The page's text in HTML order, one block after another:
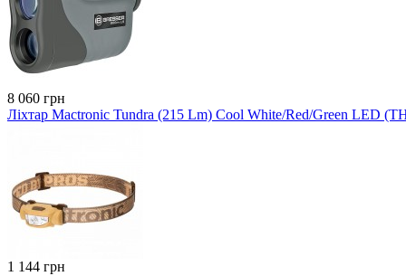
8 060 грн
Ліхтар Mactronic Tundra (215 Lm) Cool White/Red/Green LED
1 144 грн